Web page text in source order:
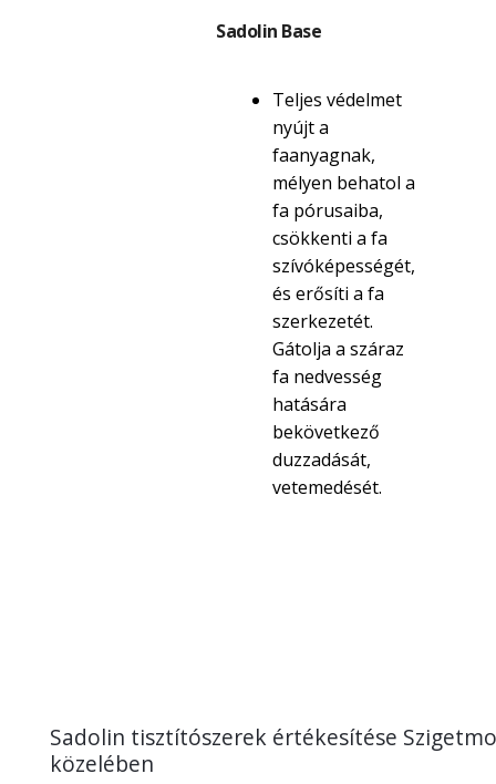
Sadolin Base
Teljes védelmet
nyújt a
faanyagnak,
mélyen behatol a
fa pórusaiba,
csökkenti a fa
szívóképességét,
és erősíti a fa
szerkezetét.
Gátolja a száraz
fa nedvesség
hatására
bekövetkező
duzzadását,
vetemedését.
Sadolin tisztítószerek értékesítése
közelében